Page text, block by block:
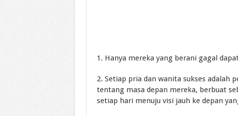
1. Hanya mereka yang berani gagal
2. Setiap pria dan wanita sukses
tentang masa depan mereka, berbuat
setiap hari menuju visi jauh ke depan